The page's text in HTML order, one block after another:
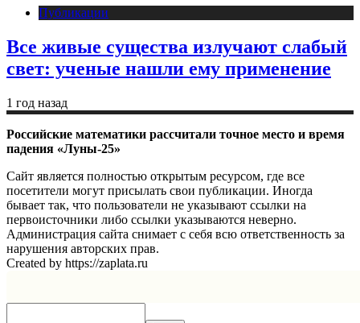
Публикации
Все живые существа излучают слабый
свет: ученые нашли ему применение
1 год назад
Российские математики рассчитали точное место и время
падения «Луны-25»
Сайт является полностью открытым ресурсом, где все
посетители могут присылать свои публикации. Иногда
бывает так, что пользователи не указывают ссылки на
первоисточники либо ссылки указываются неверно.
Администрация сайта снимает с себя всю ответственность за
нарушения авторских прав.
Created by https://zaplata.ru